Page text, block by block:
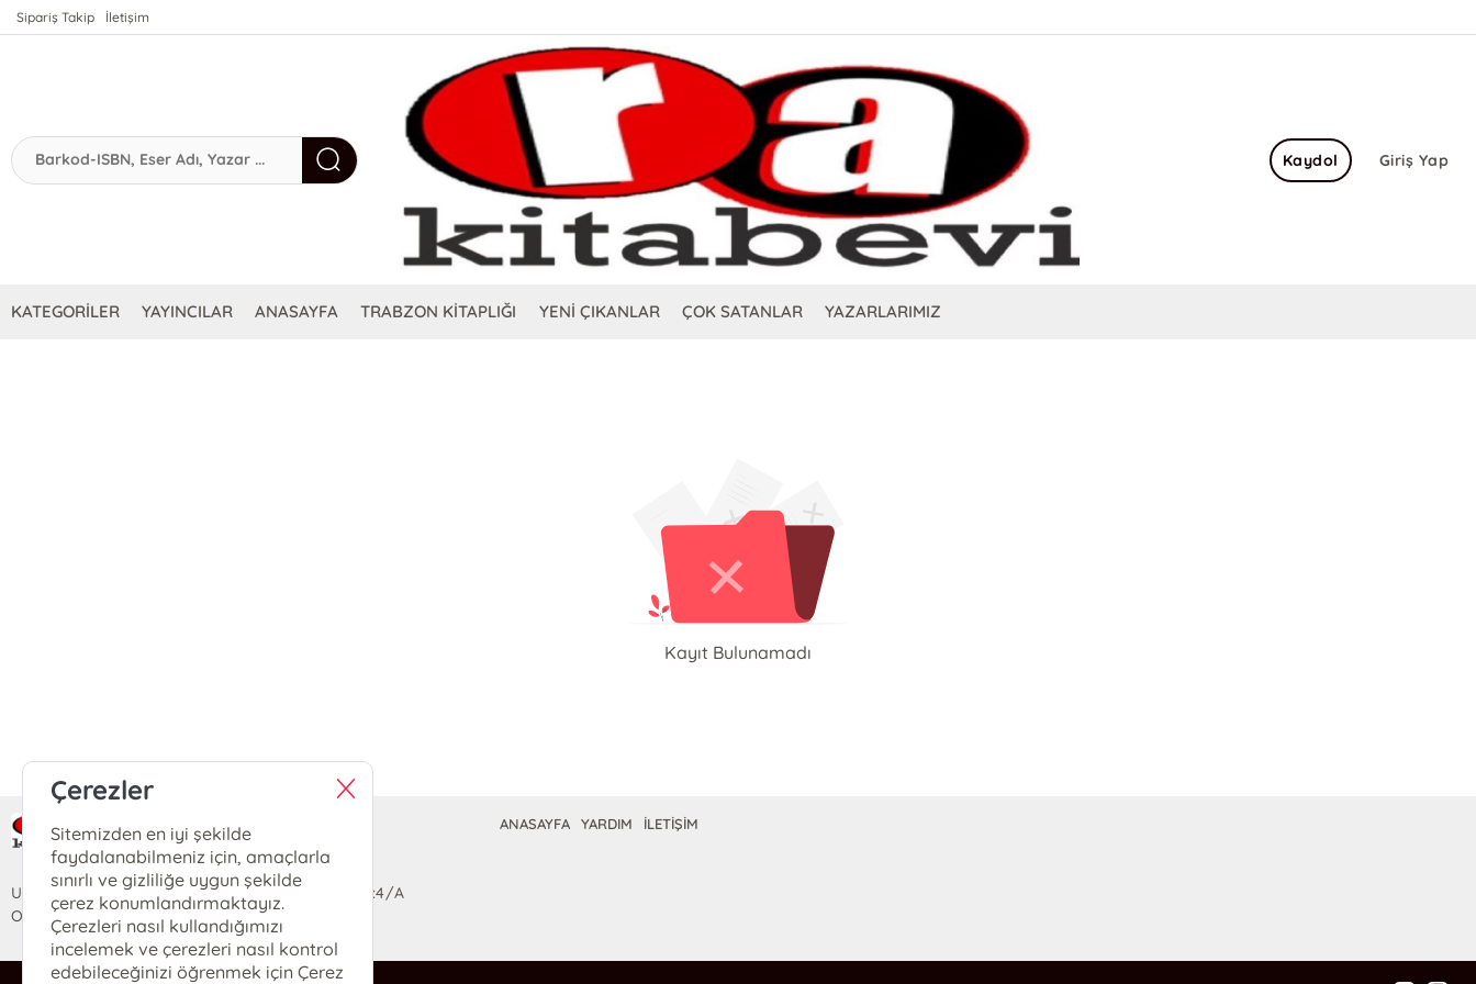
Sipariş Takip İletişim
Giriş Yap
Kaydol
KATEGORİLER YAYINCILAR ANASAYFA TRABZON KİTAPLIĞI YENİ ÇIKANLAR ÇOK SATANLAR YAZARLARIMIZ
Kayıt Bulunamadı
Ra Yayın Kitabevi
Uzun Sokak Saray Çarşısı Lara Sineması Girişi No:4/A
Ortahisar/TRABZON
ANASAYFA YARDIM İLETİŞİM
Çerezler
Sitemizden en iyi şekilde
faydalanabilmeniz için, amaçlarla
sınırlı ve gizliliğe uygun şekilde
çerez konumlandırmaktayız.
Çerezleri nasıl kullandığımızı
incelemek ve çerezleri nasıl kontrol
edebileceğinizi öğrenmek için Çerez